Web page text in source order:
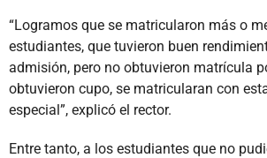
“Logramos que se matricularon más o
estudiantes, que tuvieron buen
admisión, pero no obtuvieron matrícula
obtuvieron cupo, se matricularan con
especial”, explicó el rector.
Entre tanto, a los estudiantes que no